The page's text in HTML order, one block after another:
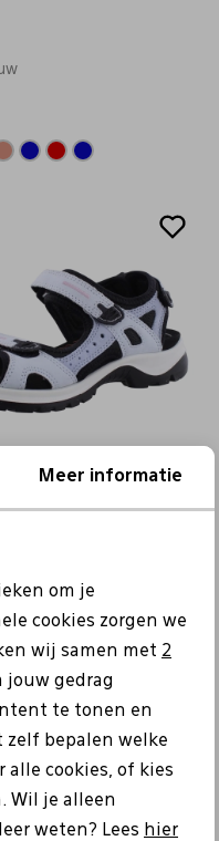
cookies
Meer informatie
om je
cookies zorgen we
wij samen met 2
jouw gedrag
te tonen en
zelf bepalen welke
alle cookies, of kies
Wil je alleen
weten? Lees hier